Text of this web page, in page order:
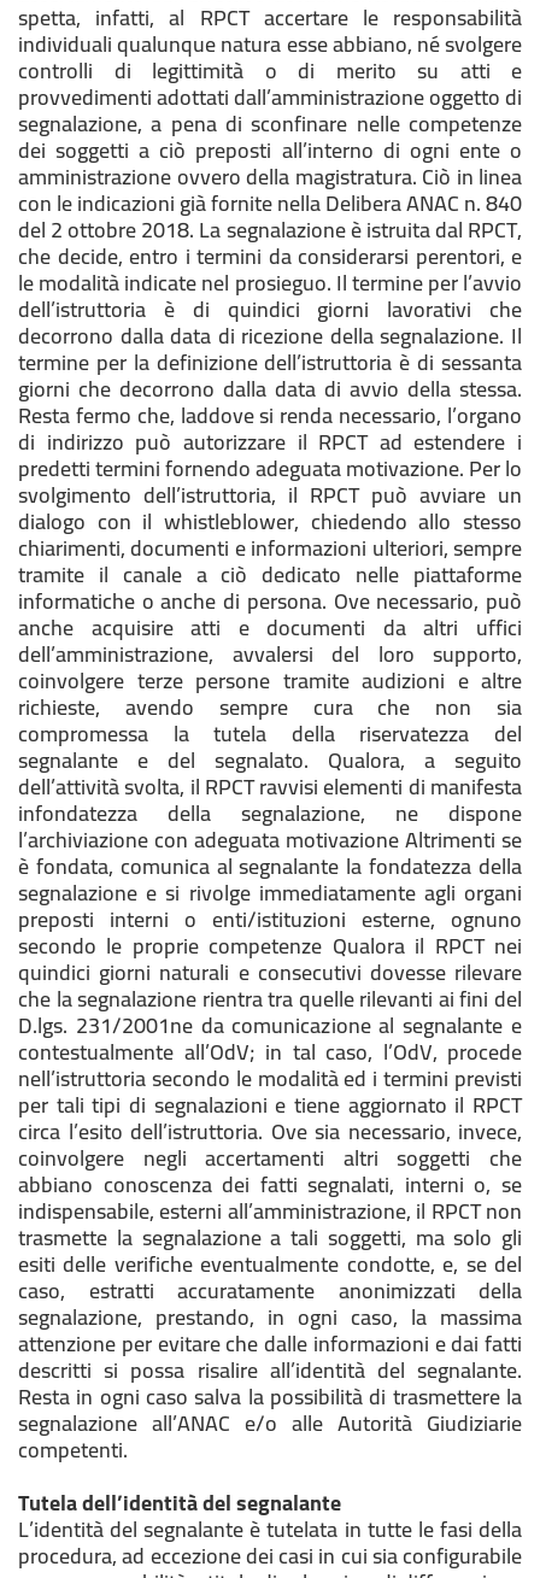
spetta, infatti, al RPCT accertare le responsabilità
individuali qualunque natura esse abbiano, né svolgere
controlli di legittimità o di merito su atti e
provvedimenti adottati dall’amministrazione oggetto di
segnalazione, a pena di sconfinare nelle competenze
dei soggetti a ciò preposti all’interno di ogni ente o
amministrazione ovvero della magistratura. Ciò in linea
con le indicazioni già fornite nella Delibera ANAC n. 840
del 2 ottobre 2018. La segnalazione è istruita dal RPCT,
che decide, entro i termini da considerarsi perentori, e
le modalità indicate nel prosieguo. Il termine per l’avvio
dell’istruttoria è di quindici giorni lavorativi che
decorrono dalla data di ricezione della segnalazione. Il
termine per la definizione dell’istruttoria è di sessanta
giorni che decorrono dalla data di avvio della stessa.
Resta fermo che, laddove si renda necessario, l’organo
di indirizzo può autorizzare il RPCT ad estendere i
predetti termini fornendo adeguata motivazione. Per lo
svolgimento dell’istruttoria, il RPCT può avviare un
dialogo con il whistleblower, chiedendo allo stesso
chiarimenti, documenti e informazioni ulteriori, sempre
tramite il canale a ciò dedicato nelle piattaforme
informatiche o anche di persona. Ove necessario, può
anche acquisire atti e documenti da altri uffici
dell’amministrazione, avvalersi del loro supporto,
coinvolgere terze persone tramite audizioni e altre
richieste, avendo sempre cura che non sia
compromessa la tutela della riservatezza del
segnalante e del segnalato. Qualora, a seguito
dell’attività svolta, il RPCT ravvisi elementi di manifesta
infondatezza della segnalazione, ne dispone
l’archiviazione con adeguata motivazione Altrimenti se
è fondata, comunica al segnalante la fondatezza della
segnalazione e si rivolge immediatamente agli organi
preposti interni o enti/istituzioni esterne, ognuno
secondo le proprie competenze Qualora il RPCT nei
quindici giorni naturali e consecutivi dovesse rilevare
che la segnalazione rientra tra quelle rilevanti ai fini del
D.lgs. 231/2001ne da comunicazione al segnalante e
contestualmente all’OdV; in tal caso, l’OdV, procede
nell’istruttoria secondo le modalità ed i termini previsti
per tali tipi di segnalazioni e tiene aggiornato il RPCT
circa l’esito dell’istruttoria. Ove sia necessario, invece,
coinvolgere negli accertamenti altri soggetti che
abbiano conoscenza dei fatti segnalati, interni o, se
indispensabile, esterni all’amministrazione, il RPCT non
trasmette la segnalazione a tali soggetti, ma solo gli
esiti delle verifiche eventualmente condotte, e, se del
caso, estratti accuratamente anonimizzati della
segnalazione, prestando, in ogni caso, la massima
attenzione per evitare che dalle informazioni e dai fatti
descritti si possa risalire all’identità del segnalante.
Resta in ogni caso salva la possibilità di trasmettere la
segnalazione all’ANAC e/o alle Autorità Giudiziarie
competenti.
Tutela dell’identità del segnalante
L’identità del segnalante è tutelata in tutte le fasi della
procedura, ad eccezione dei casi in cui sia configurabile